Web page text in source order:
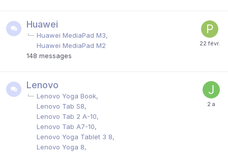
Huawei
Huawei MediaPad M3
Huawei MediaPad M2
148 messages
Lenovo
Lenovo Yoga Book
Lenovo Tab S8
Lenovo Tab 2 A-10
Lenovo Tab A7-10
Lenovo Yoga Tablet 3 8
Lenovo Yoga 8